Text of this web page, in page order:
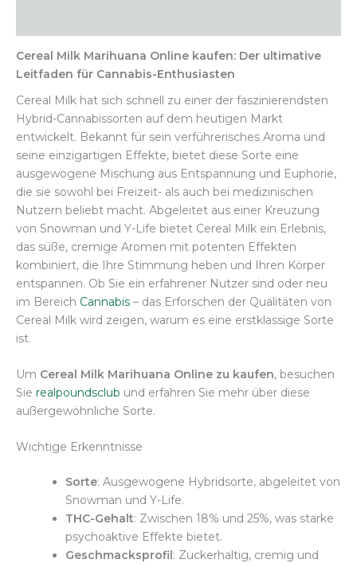
Cereal Milk Marihuana Online kaufen: Der ultimative
Leitfaden für Cannabis-Enthusiasten
Cereal Milk hat sich schnell zu einer der faszinierendsten
Hybrid-Cannabissorten auf dem heutigen Markt
entwickelt. Bekannt für sein verführerisches Aroma und
seine einzigartigen Effekte, bietet diese Sorte eine
ausgewogene Mischung aus Entspannung und Euphorie,
die sie sowohl bei Freizeit- als auch bei medizinischen
Nutzern beliebt macht. Abgeleitet aus einer Kreuzung
von Snowman und Y-Life bietet Cereal Milk ein Erlebnis,
das süße, cremige Aromen mit potenten Effekten
kombiniert, die Ihre Stimmung heben und Ihren Körper
entspannen. Ob Sie ein erfahrener Nutzer sind oder neu
im Bereich Cannabis – das Erforschen der Qualitäten von
Cereal Milk wird zeigen, warum es eine erstklassige Sorte
ist.
Um Cereal Milk Marihuana Online zu kaufen, besuchen
Sie realpoundsclub und erfahren Sie mehr über diese
außergewöhnliche Sorte.
Wichtige Erkenntnisse
Sorte: Ausgewogene Hybridsorte, abgeleitet von
Snowman und Y-Life.
THC-Gehalt: Zwischen 18% und 25%, was starke
psychoaktive Effekte bietet.
Geschmacksprofil : Zuckerhaltig, cremig und